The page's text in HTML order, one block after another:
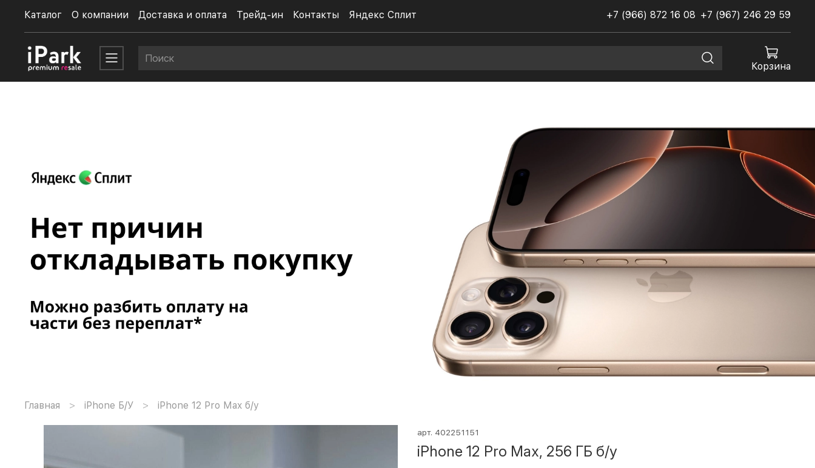
Каталог О компании Доставка и оплата Трейд-ин Контакты Яндекс Сплит +7 (966) 872 16 08 +7 (967) 246 29 59
Корзина
Главная iPhone Б/У iPhone 12 Pro Max б/у
арт. 402251151
iPhone 12 Pro Max, 256 ГБ б/у